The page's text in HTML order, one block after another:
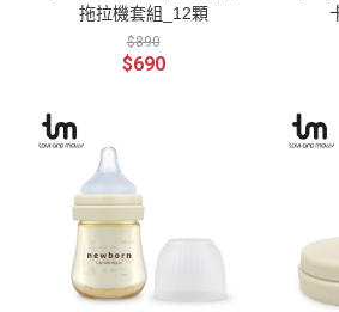
拖拉機套組_12顆
$890
$690